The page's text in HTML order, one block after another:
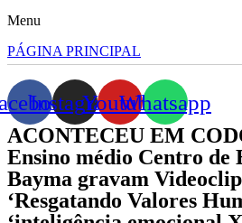
Menu
PÁGINA PRINCIPAL
InstagramYoutubeWhatsapp
ACONTECEU EM
Ensino médio Centro de
Bayma gravam
‘Resgatando Valores